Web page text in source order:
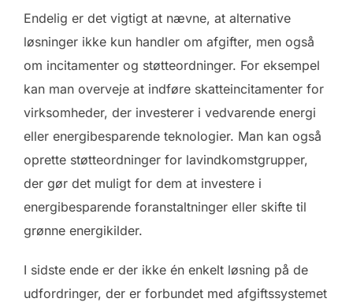
Endelig er det vigtigt at nævne, at alternative
løsninger ikke kun handler om afgifter, men også
om incitamenter og støtteordninger. For eksempel
kan man overveje at indføre skatteincitamenter for
virksomheder, der investerer i vedvarende energi
eller energibesparende teknologier. Man kan også
oprette støtteordninger for lavindkomstgrupper,
der gør det muligt for dem at investere i
energibesparende foranstaltninger eller skifte til
grønne energikilder.
I sidste ende er der ikke én enkelt løsning på de
udfordringer, der er forbundet med afgiftssystemet